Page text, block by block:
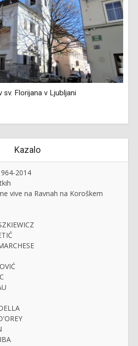
sv. Florijana v Ljubljani
Kazalo
2014
vive na Ravnah na Koroškem